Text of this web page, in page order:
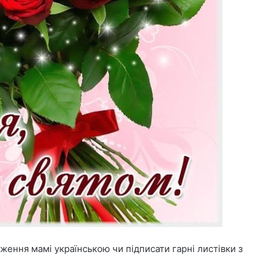
мамі українською чи підписати гарні листівки з